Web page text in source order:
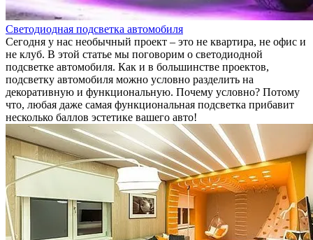
Светодиодная подсветка автомобиля
Сегодня у нас необычный проект – это не квартира, не офис и
не клуб. В этой статье мы поговорим о светодиодной
подсветке автомобиля. Как и в большинстве проектов,
подсветку автомобиля можно условно разделить на
декоративную и функциональную. Почему условно? Потому
что, любая даже самая функциональная подсветка прибавит
несколько баллов эстетике вашего авто!